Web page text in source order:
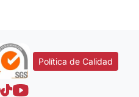
Política de Calidad